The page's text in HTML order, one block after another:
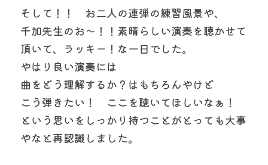
そして！！　お二人の連弾の練習風景や、
千加先生のお～！！素晴らしい演奏を聴かせて
頂いて、ラッキー！な一日でした。
やはり良い演奏には
曲をどう理解するか？はもちろんやけど
こう弾きたい！　ここを聴いてほしいなぁ！
という思いをしっかり持つことがとっても大事
やなと再認識しました。